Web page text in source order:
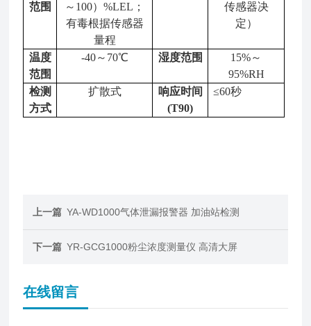
范围
～100）%LEL；
有毒根据传感器
量程
传感器决
定）
温度
范围
-40～70℃ 湿度范围
15%～
95%RH
检测
方式
扩散式
响应时间
(T90)
≤60秒
上一篇 YA-WD1000气体泄漏报警器 加油站检测
下一篇 YR-GCG1000粉尘浓度测量仪 高清大屏
在线留言